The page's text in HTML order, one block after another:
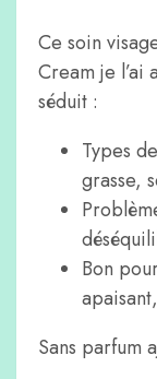
Ce soin
Cream je l’ai
séduit :
Types
grasse,
Bon
Sans parfum